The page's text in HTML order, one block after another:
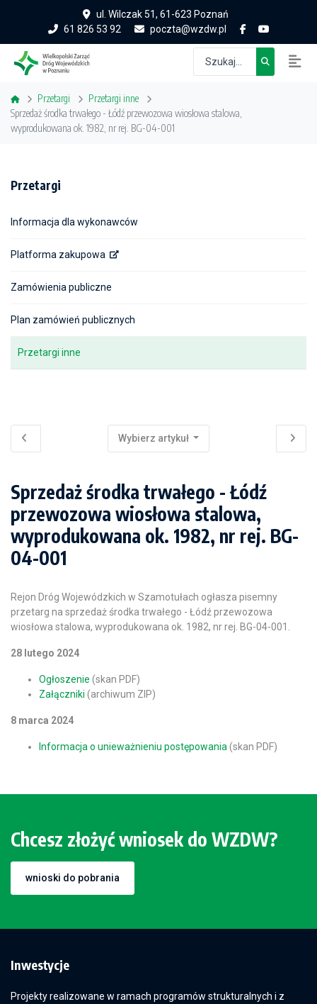
ul. Wilczak 51, 61-623 Poznań
61 826 53 92
poczta@wzdw.pl
Przetargi
Przetargi inne
Sprzedaż środka trwałego - Łódź przewozowa wiosłowa stalowa,
wyprodukowana ok. 1982, nr rej. BG-04-001
Przetargi
Informacja dla wykonawców
Platforma zakupowa
Zamówienia publiczne
Plan zamówień publicznych
Przetargi inne
Wybierz artykuł
Sprzedaż środka trwałego - Łódź
przewozowa wiosłowa stalowa,
wyprodukowana ok. 1982, nr rej. BG-
04-001
Rejon Dróg Wojewódzkich w Szamotułach ogłasza pisemny
przetarg na sprzedaż środka trwałego - Łódź przewozowa
wiosłowa stalowa, wyprodukowana ok. 1982, nr rej. BG-04-001.
28 lutego 2024
Ogłoszenie (skan PDF)
Załączniki (archiwum ZIP)
8 marca 2024
Informacja o unieważnieniu postępowania (skan PDF)
Chcesz złożyć wniosek do WZDW?
wnioski do pobrania
Inwestycje
Projekty realizowane w ramach programów strukturalnych i z